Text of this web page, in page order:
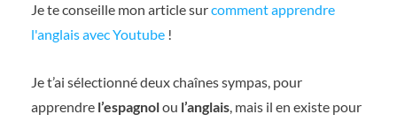
Je te conseille mon article surcomment apprendre
l'anglais avec Youtube !
Je t’ai sélectionné deux chaînes sympas, pour
apprendre l’espagnolou l’anglais, mais il en existe pour